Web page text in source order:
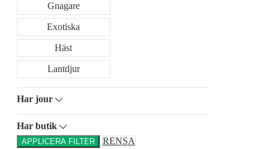
Gnagare
Exotiska
Häst
Lantdjur
Har jour
Har butik
APPLICERA FILTER RENSA